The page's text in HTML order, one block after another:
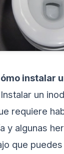
ómo instalar
Instalar un
requiere
y algunas
que